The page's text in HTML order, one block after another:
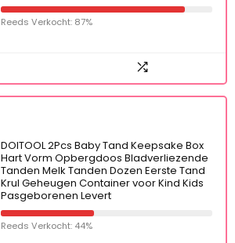
Reeds Verkocht: 87%
DOITOOL 2Pcs Baby Tand Keepsake Box
Hart Vorm Opbergdoos Bladverliezende
Tanden Melk Tanden Dozen Eerste Tand
Krul Geheugen Container voor Kind Kids
Pasgeborenen Levert
Reeds Verkocht: 44%